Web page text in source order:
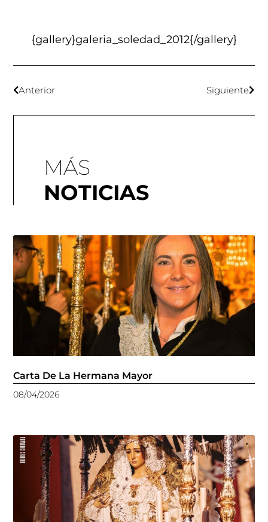
{gallery}galeria_soledad_2012{/gallery}
Anterior Siguiente
MÁS
NOTICIAS
Carta De La Hermana Mayor
08/04/2026